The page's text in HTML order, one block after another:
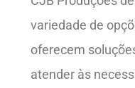
variedade de
oferecem
atender às